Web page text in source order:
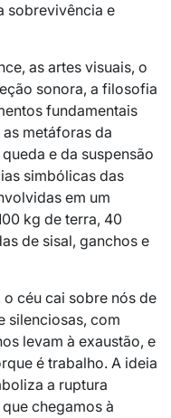
sobrevivência e
as artes visuais, o
sonora, a filosofia
fundamentais
metáforas da
e da suspensão
simbólicas das
em um
kg de terra, 40
de sisal, ganchos e
céu cai sobre nós de
silenciosas, com
levam à exaustão, e
é trabalho. A ideia
a ruptura
chegamos à